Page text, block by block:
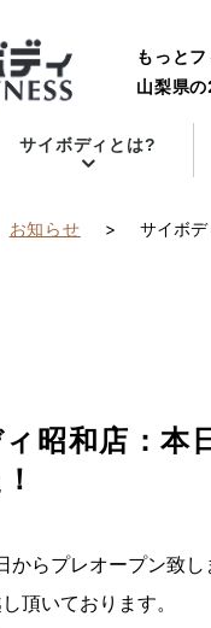
もっと
山梨県
サイボディとは?
お知らせ > サイボ
昭和店：本
からプレオープン致し
頂いております。